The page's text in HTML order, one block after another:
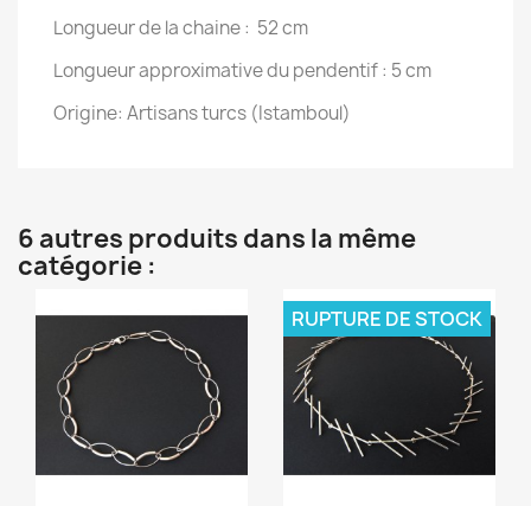
Longueur de la chaine : 52 cm
Longueur approximative du pendentif : 5 cm
Origine: Artisans turcs (Istamboul)
6 autres produits dans la même
catégorie :
RUPTURE DE STOCK